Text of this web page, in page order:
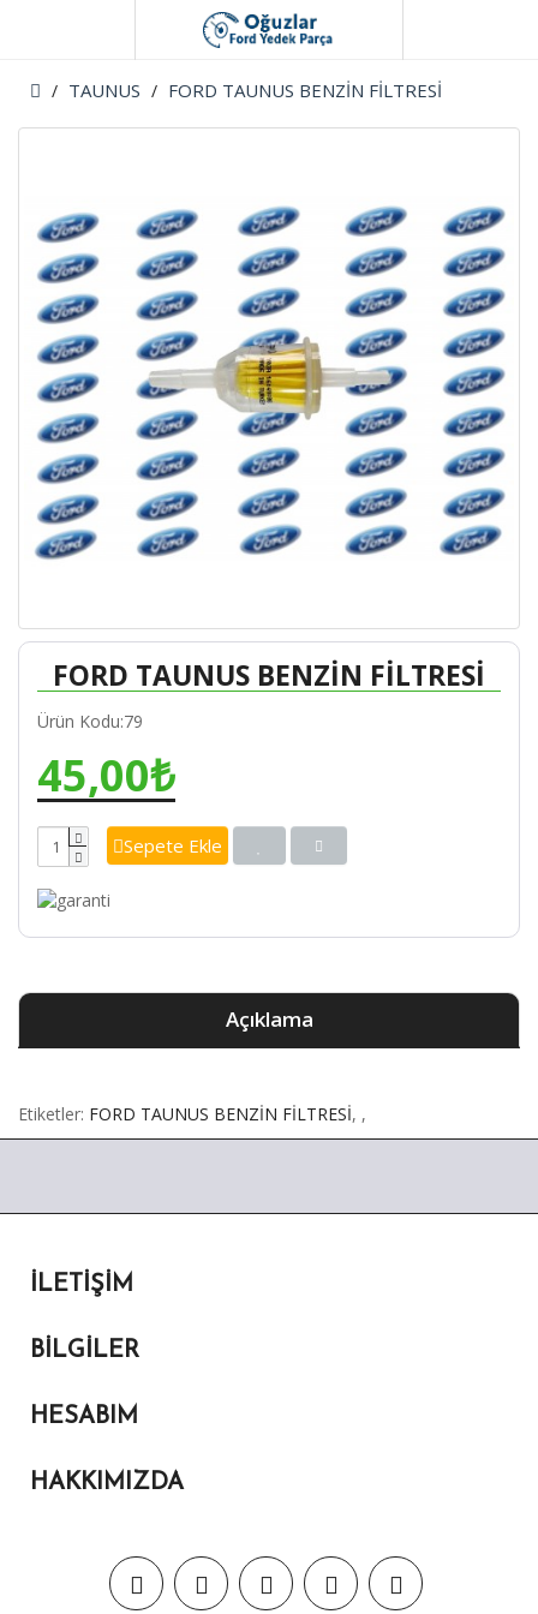
TAUNUS FORD TAUNUS BENZİN FİLTRESİ
FORD TAUNUS BENZİN FİLTRESİ
Ürün Kodu:79
45,00₺
Sepete Ekle
Açıklama
Etiketler: FORD TAUNUS BENZİN FİLTRESİ, ,
İLETIŞIM
BILGILER
HESABIM
HAKKIMIZDA